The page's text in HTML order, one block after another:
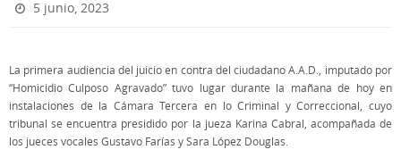
5 junio, 2023
La primera audiencia del juicio en contra del ciudadano A.A.D., imputado por
“Homicidio Culposo Agravado” tuvo lugar durante la mañana de hoy en
instalaciones de la Cámara Tercera en lo Criminal y Correccional, cuyo
tribunal se encuentra presidido por la jueza Karina Cabral, acompañada de
los jueces vocales Gustavo Farías y Sara López Douglas.